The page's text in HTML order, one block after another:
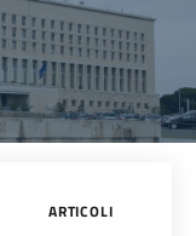
ARTICOLI